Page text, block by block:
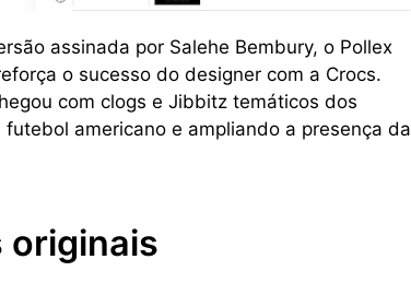
assinada por Salehe Bembury, o Pollex
o sucesso do designer com a Crocs.
com clogs e Jibbitz temáticos dos
americano e ampliando a presença da
originais